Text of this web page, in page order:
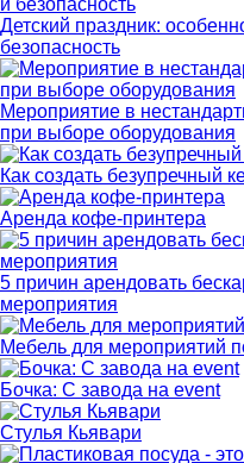
Детский праздник:
безопасность
Мероприятие в
при выборе оборудования
Как создать безупречный
Аренда кофе-принтера
5 причин арендовать
мероприятия
Мебель для мероприятий
Бочка: С завода на event
Стулья Кьявари